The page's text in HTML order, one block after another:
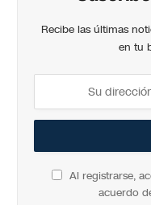
Recibe las últimas
en tu
Al registrarse,
acuerdo